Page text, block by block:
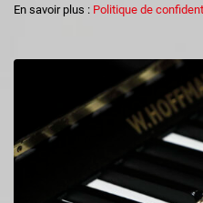
En savoir plus : Politique de